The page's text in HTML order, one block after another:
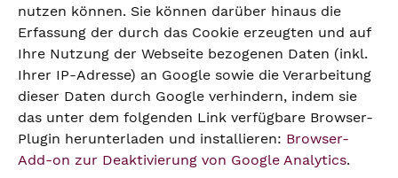
nutzen können. Sie können darüber hinaus die
Erfassung der durch das Cookie erzeugten und auf
Ihre Nutzung der Webseite bezogenen Daten (inkl.
Ihrer IP-Adresse) an Google sowie die Verarbeitung
dieser Daten durch Google verhindern, indem sie
das unter dem folgenden Link verfügbare Browser-
Plugin herunterladen und installieren: Browser-
Add-on zur Deaktivierung von Google Analytics.